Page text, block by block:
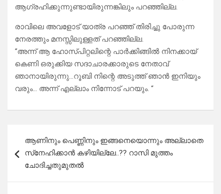
ആഗ്രഹിക്കുന്നുണ്ടായിരുന്നങ്കിലും പറഞ്ഞില്ല.
രാവിലെ അവളോട്‌ യാത്ര പറഞ്ഞ് തിരിച്ചു പോരുന്ന
നേരത്തും മനസ്സിലുള്ളത് പറഞ്ഞില്ല.
“അന്ന് ആ ഹോസ്പിറ്റലിന്റെ പാർക്കിങ്ങിൽ നിനക്കായ്‌
കെണി ഒരുക്കിയ സദാചാരക്കാരുടെ നേതാവ്
ഞാനായിരുന്നു…റൂബി നിന്റെ അടുത്ത് ഞാൻ ഇനിയും
വരും… അന്ന് എല്ലാം നിന്നോട് പറയും. “
navigation
ആണിനും പെണ്ണിനും ഇങ്ങനെയൊന്നും അല്ലാതെ
സ്‌നേഹിക്കാൻ കഴിയില്ലേ..?? റാസി മുത്തം
ചോദിച്ചതുമുതൽ